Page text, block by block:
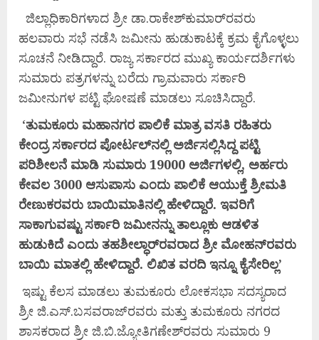
ಜಿಲ್ಲಾಧಿಕಾರಿಗಳಾದ ಶ್ರೀ ಡಾ.ರಾಕೇಶ್‌ಕುಮಾರ್‌ರವರು
ಹಲವಾರು ಸಭೆ ನಡೆಸಿ ಜಮೀನು ಹುಡುಕಾಟಕ್ಕೆ ಕ್ರಮ ಕೈಗೊಳ್ಳಲು
ಸೂಚನೆ ನೀಡಿದ್ದಾರೆ. ರಾಜ್ಯ ಸರ್ಕಾರದ ಮುಖ್ಯ ಕಾರ್ಯದರ್ಶಿಗಳು
ಸುಮಾರು ಪತ್ರಗಳನ್ನು ಬರೆದು ಗ್ರಾಮವಾರು ಸರ್ಕಾರಿ
ಜಮೀನುಗಳ ಪಟ್ಟಿ ಘೋಷಣೆ ಮಾಡಲು ಸೂಚಿಸಿದ್ದಾರೆ.
‘ತುಮಕೂರು ಮಹಾನಗರ ಪಾಲಿಕೆ ಮಾತ್ರವಸತಿ ರಹಿತರು
ಕೇಂದ್ರಸರ್ಕಾರದ ಪೋರ್ಟಲ್‌ನಲ್ಲಿ ಅರ್ಜಿಸಲ್ಲಿಸಿದ್ದ ಪಟ್ಟಿ
ಪರಿಶೀಲನೆ ಮಾಡಿ ಸುಮಾರು 19000 ಅರ್ಜಿಗಳಲ್ಲಿ, ಅರ್ಹರು
ಕೇವಲ 3000 ಆಸುಪಾಸು ಎಂದು ಪಾಲಿಕೆ ಆಯುಕ್ತೆ ಶ್ರೀಮತಿ
ರೇಣುಕರವರು ಬಾಯಿಮಾತಿನಲ್ಲಿ ಹೇಳಿದ್ದಾರೆ. ಇವರಿಗೆ
ಸಾಕಾಗುವಷ್ಟು ಸರ್ಕಾರಿ ಜಮೀನನ್ನು ತಾಲ್ಲೂಕು ಆಡಳಿತ
ಹುಡುಕಿದೆ ಎಂದು ತಹಶೀಲ್ಧಾರ್‌ರವರಾದಶ್ರೀ ಮೋಹನ್‌ರವರು
ಬಾಯಿ ಮಾತಲ್ಲಿ ಹೇಳಿದ್ದಾರೆ. ಲಿಖಿತ ವರದಿಇನ್ನೂ ಕೈಸೇರಿಲ್ಲ’
ಇಷ್ಟು ಕೆಲಸ ಮಾಡಲು ತುಮಕೂರು ಲೋಕಸಭಾ ಸದಸ್ಯರಾದ
ಶ್ರೀ ಜಿ.ಎಸ್.ಬಸವರಾಜ್‌ರವರು ಮತ್ತು ತುಮಕೂರು ನಗರದ
ಶಾಸಕರಾದ ಶ್ರೀ ಜಿ.ಬಿ.ಜ್ಯೋತಿಗಣೇಶ್‌ರವರು ಸುಮಾರು 9